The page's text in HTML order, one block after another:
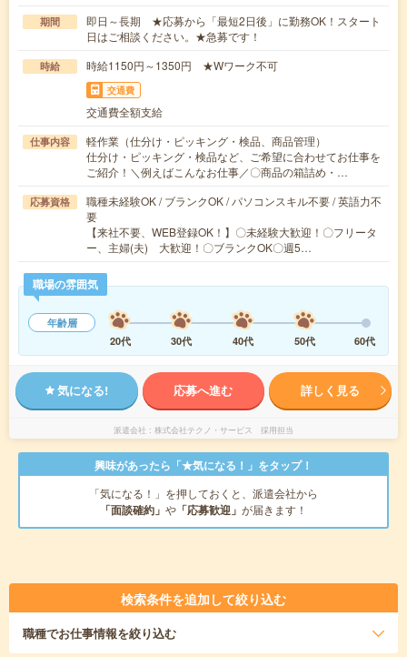
期間
即日～長期 ★応募から「最短2日後」に勤務OK！スタート
日はご相談ください。★急募です！
時給 時給1150円～1350円 ★Wワーク不可
交通費
交通費全額支給
仕事内容
軽作業（仕分け・ピッキング・検品、商品管理）
仕分け・ピッキング・検品など、ご希望に合わせてお仕事を
ご紹介！＼例えばこんなお仕事／〇商品の箱詰め・…
応募資格
職種未経験OK / ブランクOK / パソコンスキル不要 / 英語力不
要
【来社不要、WEB登録OK！】〇未経験大歓迎！〇フリータ
ー、主婦(夫) 大歓迎！〇ブランクOK〇週5…
職場の雰囲気
年齢層
20代
30代 40代 50代 60代
気になる! 応募へ進む 詳しく見る
派遣会社 株式会社テクノ・サービス 採用担当
興味があったら「★気になる！」をタップ！
「気になる！」を押しておくと、派遣会社から
「面談確約」 や 「応募歓迎」 が届きます！
検索条件を追加して絞り込む
職種でお仕事情報を絞り込む